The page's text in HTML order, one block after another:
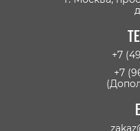
+7
+7